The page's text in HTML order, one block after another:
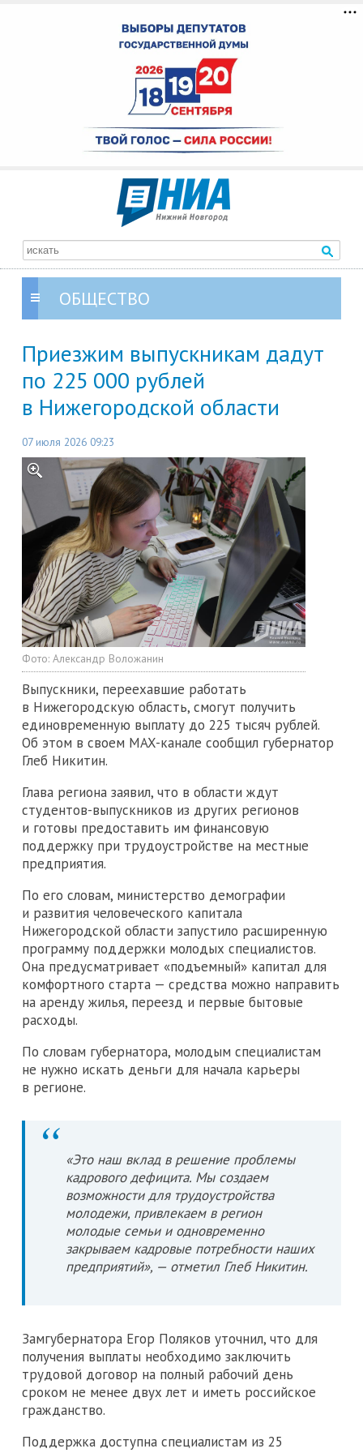
ОБЩЕСТВО
Приезжим выпускникам дадут
по 225 000 рублей
в Нижегородской области
07 июля 2026 09:23
Фото: Александр Воложанин
Выпускники, переехавшие работать
в Нижегородскую область, смогут получить
единовременную выплату до 225 тысяч рублей.
Об этом в своем MAX-канале сообщил губернатор
Глеб Никитин.
Глава региона заявил, что в области ждут
студентов-выпускников из других регионов
и готовы предоставить им финансовую
поддержку при трудоустройстве на местные
предприятия.
По его словам, министерство демографии
и развития человеческого капитала
Нижегородской области запустило расширенную
программу поддержки молодых специалистов.
Она предусматривает «подъемный» капитал для
комфортного старта — средства можно направить
на аренду жилья, переезд и первые бытовые
расходы.
По словам губернатора, молодым специалистам
не нужно искать деньги для начала карьеры
в регионе.
«Это наш вклад в решение проблемы
кадрового дефицита. Мы создаем
возможности для трудоустройства
молодежи, привлекаем в регион
молодые семьи и одновременно
закрываем кадровые потребности наших
предприятий», — отметил Глеб Никитин.
Замгубернатора Егор Поляков уточнил, что для
получения выплаты необходимо заключить
трудовой договор на полный рабочий день
сроком не менее двух лет и иметь российское
гражданство.
Поддержка доступна специалистам из 25